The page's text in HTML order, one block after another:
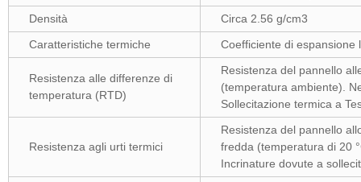
Densità
Circa 2.56 g/cm3
Caratteristiche termiche
Coefficiente di
Resistenza alle differenze di
temperatura (RTD)
Resistenza del pannello
(temperatura ambiente).
Sollecitazione termica a
Resistenza agli urti termici
Resistenza del pannello
fredda (temperatura di 20
Incrinature dovute a